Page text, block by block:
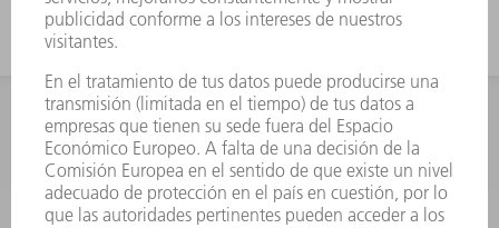
INFORMACIÓN
Preguntas más frecuentes
Condiciones generales de venta
CONTACTO